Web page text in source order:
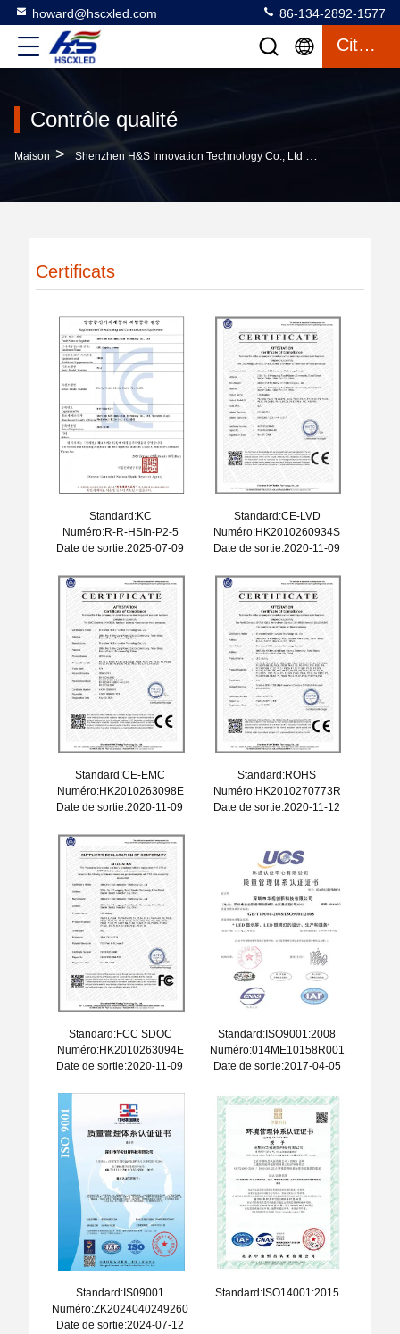
howard@hscxled.com 86-134-2892-1577
Citation
Contrôle qualité
Maison > Shenzhen H&S Innovation Technology Co., Ltd Contrôle Qualité
Certificats
Standard:KC
Numéro:R-R-HSIn-P2-5
Date de sortie:2025-07-09
Standard:CE-LVD
Numéro:HK2010260934S
Date de sortie:2020-11-09
Standard:CE-EMC
Numéro:HK2010263098E
Date de sortie:2020-11-09
Standard:ROHS
Numéro:HK2010270773R
Date de sortie:2020-11-12
Standard:FCC SDOC
Numéro:HK2010263094E
Date de sortie:2020-11-09
Standard:ISO9001:2008
Numéro:014ME10158R001
Date de sortie:2017-04-05
Standard:IS09001
Numéro:ZK2024040249260
Date de sortie:2024-07-12
Standard:ISO14001:2015